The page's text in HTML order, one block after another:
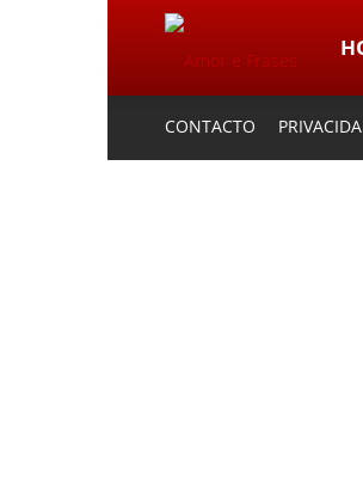
CONTACTO